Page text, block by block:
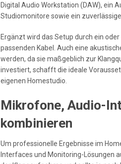
Digital Audio Workstation (DAW), ein
Studiomonitore sowie ein
Ergänzt wird das Setup durch ein
passenden Kabel. Auch eine
werden, da sie maßgeblich zur
investiert, schafft die ideale
eigenen Homestudio.
Mikrofone, Audio-
kombinieren
Um professionelle Ergebnisse im
Interfaces und Monitoring-Lösungen